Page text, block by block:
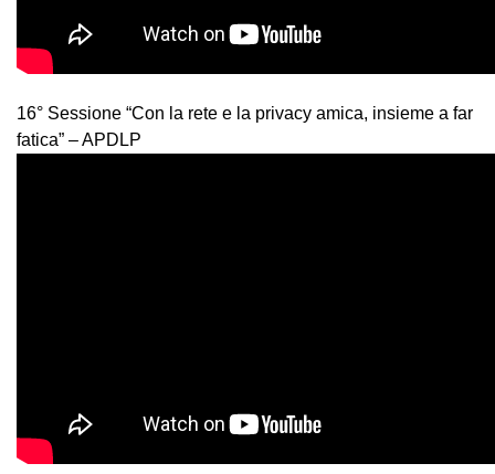
16° Sessione “Con la rete e la privacy amica, insieme a far
fatica” – APDLP